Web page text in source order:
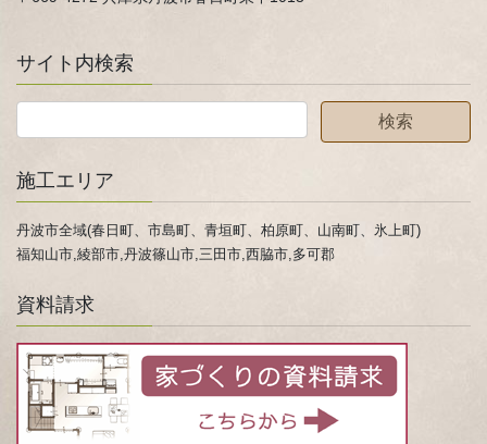
サイト内検索
施工エリア
丹波市全域(春日町、市島町、青垣町、柏原町、山南町、氷上町)
福知山市,綾部市,丹波篠山市,三田市,西脇市,多可郡
資料請求